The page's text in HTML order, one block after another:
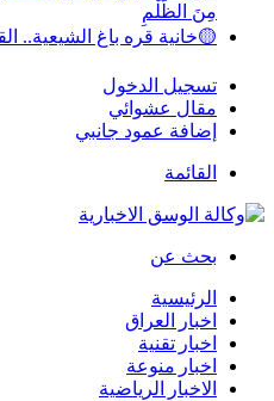
مِنَ الظُّلْمِ
🟡خانية قره باغ الشيعية..
تسجيل الدخول
مقال عشوائي
إضافة عمود جانبي
القائمة
بحث عن
الرئيسية
اخبار العراق
اخبار تقنية
اخبار منوعة
الاخبار الرياضية